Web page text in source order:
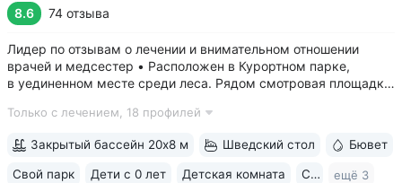
8.6 74 отзыва
Лидер по отзывам о лечении и внимательном отношении
врачей и медсестер • Расположен в Курортном парке,
в уединенном месте среди леса. Рядом смотровая площадка.
пение птиц • Удобный выход в Нижний и Верхний парки:
Только с лечением, 18 профилей
Закрытый бассейн 20х8 м Шведский стол Бювет
Свой парк Дети с 0 лет Детская комната Спа ещё 3